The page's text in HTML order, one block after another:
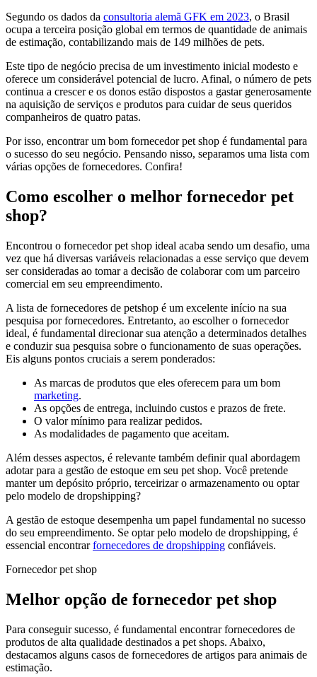
Segundo os dados da consultoria alemã GFK em 2023, o Brasil
ocupa a terceira posição global em termos de quantidade de animais
de estimação, contabilizando mais de 149 milhões de pets.
Este tipo de negócio precisa de um investimento inicial modesto e
oferece um considerável potencial de lucro. Afinal, o número de pets
continua a crescer e os donos estão dispostos a gastar generosamente
na aquisição de serviços e produtos para cuidar de seus queridos
companheiros de quatro patas.
Por isso, encontrar um bom fornecedor pet shop é fundamental para
o sucesso do seu negócio. Pensando nisso, separamos uma lista com
várias opções de fornecedores. Confira!
Como escolher o melhor fornecedor pet
shop?
Encontrou o fornecedor pet shop ideal acaba sendo um desafio, uma
vez que há diversas variáveis relacionadas a esse serviço que devem
ser consideradas ao tomar a decisão de colaborar com um parceiro
comercial em seu empreendimento.
A lista de fornecedores de petshop é um excelente início na sua
pesquisa por fornecedores. Entretanto, ao escolher o fornecedor
ideal, é fundamental direcionar sua atenção a determinados detalhes
e conduzir sua pesquisa sobre o funcionamento de suas operações.
Eis alguns pontos cruciais a serem ponderados:
As marcas de produtos que eles oferecem para um bom
marketing.
As opções de entrega, incluindo custos e prazos de frete.
O valor mínimo para realizar pedidos.
As modalidades de pagamento que aceitam.
Além desses aspectos, é relevante também definir qual abordagem
adotar para a gestão de estoque em seu pet shop. Você pretende
manter um depósito próprio, terceirizar o armazenamento ou optar
pelo modelo de dropshipping?
A gestão de estoque desempenha um papel fundamental no sucesso
do seu empreendimento. Se optar pelo modelo de dropshipping, é
essencial encontrarfornecedores de dropshipping confiáveis.
Fornecedor pet shop
Melhor opção de fornecedor pet shop
Para conseguir sucesso, é fundamental encontrar fornecedores de
produtos de alta qualidade destinados a pet shops. Abaixo,
destacamos alguns casos de fornecedores de artigos para animais de
estimação.